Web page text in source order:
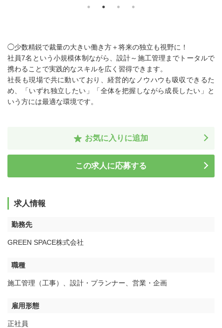
◯少数精鋭で裁量の大きい働き方＋将来の独立も視野に！
社員7名という小規模体制ながら、設計～施工管理までトータルで
携わることで実践的なスキルを広く習得できます。
社長も現場で共に動いており、経営的なノウハウも吸収できるた
め、「いずれ独立したい」「全体を把握しながら成長したい」と
いう方には最適な環境です。
お気に入りに追加
この求人に応募する
求人情報
勤務先
GREEN SPACE株式会社
職種
施工管理（工事） 設計・プランナー 営業・企画
雇用形態
正社員